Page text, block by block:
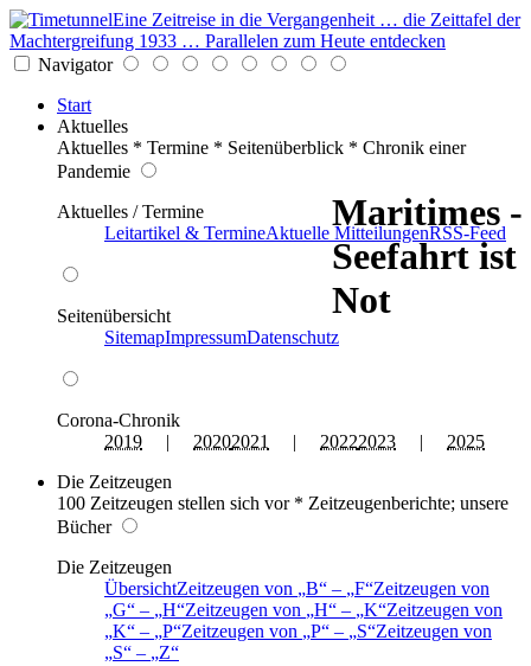
Eine Zeitreise in die Vergangenheit … die Zeittafel der
Machtergreifung 1933 … Parallelen zum Heute entdecken
Navigator
Start
Aktuelles
Aktuelles * Termine * Seitenüberblick * Chronik einer
Pandemie
Aktuelles / Termine
Leitartikel & TermineAktuelle MitteilungenRSS-Feed
Seitenübersicht
SitemapImpressumDatenschutz
Corona-Chronik
2019 | 20202021 | 20222023 | 2025
Die Zeitzeugen
100 Zeitzeugen stellen sich vor * Zeitzeugenberichte; unsere
Bücher
Die Zeitzeugen
ÜbersichtZeitzeugen von B – F Zeitzeugen von
G
– H Zeitzeugen von H – K Zeitzeugen von
K
– P Zeitzeugen von P – S Zeitzeugen von
S
–
Z
Maritimes -
Seefahrt ist
Not